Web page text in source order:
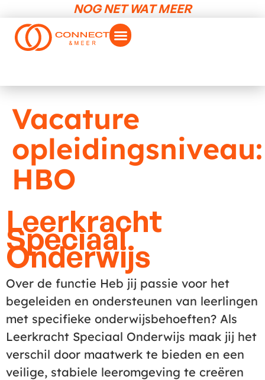
NOG NET WAT MEER
Vacature
opleidingsniveau:
HBO
Leerkracht
Speciaal
Onderwijs
Over de functie Heb jij passie voor het
begeleiden en ondersteunen van leerlingen
met specifieke onderwijsbehoeften? Als
Leerkracht Speciaal Onderwijs maak jij het
verschil door maatwerk te bieden en een
veilige, stabiele leeromgeving te creëren